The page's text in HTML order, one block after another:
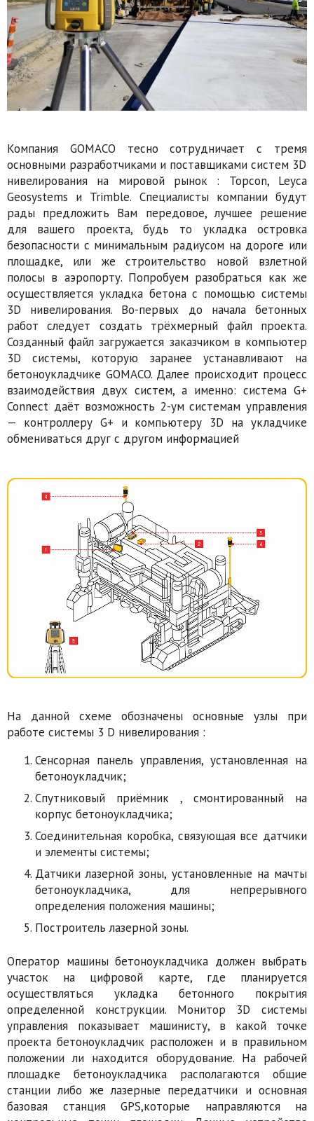
Компания GOMACO тесно сотрудничает с тремя
основными разработчиками и поставщиками систем 3D
нивелирования на мировой рынок : Topcon, Leyca
Geosystems и Trimble. Специалисты компании будут
рады предложить Вам передовое, лучшее решение
для вашего проекта, будь то укладка островка
безопасности с минимальным радиусом на дороге или
площадке, или же строительство новой взлетной
полосы в аэропорту. Попробуем разобраться как же
осуществляется укладка бетона с помощью системы
3D нивелирования. Во-первых до начала бетонных
работ следует создать трёхмерный файл проекта.
Созданный файл загружается заказчиком в компьютер
3D системы, которую заранее устанавливают на
бетоноукладчике GOMACO. Далее происходит процесс
взаимодействия двух систем, а именно: система G+
Connect даёт возможность 2-ум системам управления
— контроллеру G+ и компьютеру 3D на укладчике
обмениваться друг с другом информацией
На данной схеме обозначены основные узлы при
работе системы 3 D нивелирования :
Сенсорная панель управления, установленная на
бетоноукладчик;
Спутниковый приёмник , смонтированный на
корпус бетоноукладчика;
Соединительная коробка, связующая все датчики
и элементы системы;
Датчики лазерной зоны, установленные на мачты
бетоноукладчика, для непрерывного
определения положения машины;
Построитель лазерной зоны.
Оператор машины бетоноукладчика должен выбрать
участок на цифровой карте, где планируется
осуществляться укладка бетонного покрытия
определенной конструкции. Монитор 3D системы
управления показывает машинисту, в какой точке
проекта бетоноукладчик расположен и в правильном
положении ли находится оборудование. На рабочей
площадке бетоноукладчика располагаются общие
станции либо же лазерные передатчики и основная
базовая станция GPS,которые направляются на